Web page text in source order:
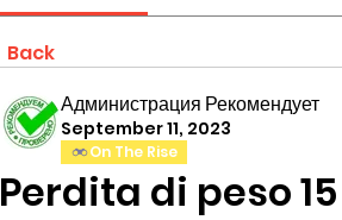
Back
Администрация Рекомендует
September 11, 2023
On The Rise
Perdita di peso